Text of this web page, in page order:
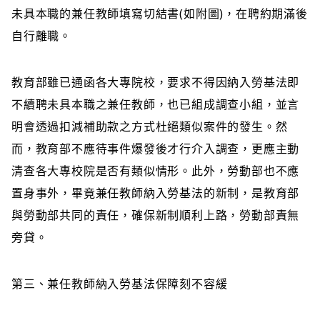
未具本職的兼任教師填寫切結書(如附圖)，在聘約期滿後
自行離職。
教育部雖已通函各大專院校，要求不得因納入勞基法即
不續聘未具本職之兼任教師，也已組成調查小組，並言
明會透過扣減補助款之方式杜絕類似案件的發生。然
而，教育部不應待事件爆發後才行介入調查，更應主動
清查各大專校院是否有類似情形。此外，勞動部也不應
置身事外，畢竟兼任教師納入勞基法的新制，是教育部
與勞動部共同的責任，確保新制順利上路，勞動部責無
旁貸。
第三、兼任教師納入勞基法保障刻不容緩